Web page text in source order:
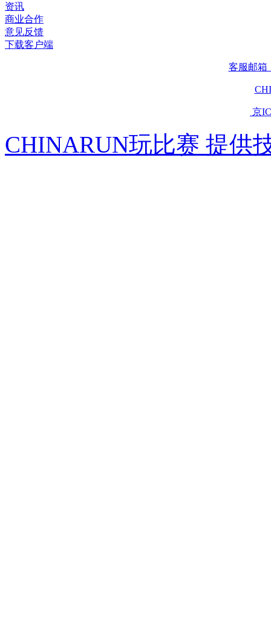
资讯
商业合作
意见反馈
下载客户端
客服邮箱
京
CHINARUN玩比赛 提供